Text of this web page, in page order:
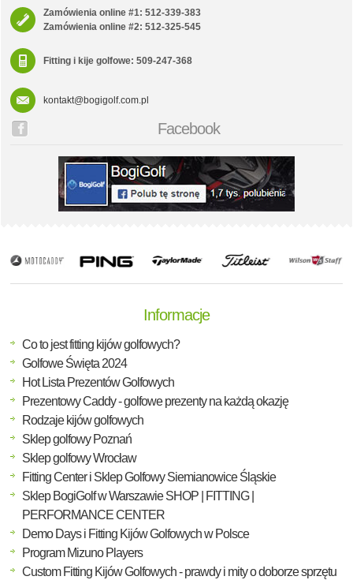
Zamówienia online #1: 512-339-383
Zamówienia online #2: 512-325-545
Fitting i kije golfowe: 509-247-368
kontakt@bogigolf.com.pl
Facebook
Informacje
Co to jest fitting kijów golfowych?
Golfowe Święta 2024
Hot Lista Prezentów Golfowych
Prezentowy Caddy - golfowe prezenty na każdą okazję
Rodzaje kijów golfowych
Sklep golfowy Poznań
Sklep golfowy Wrocław
Fitting Center i Sklep Golfowy Siemianowice Śląskie
Sklep BogiGolf w Warszawie SHOP | FITTING |
PERFORMANCE CENTER
Demo Days i Fitting Kijów Golfowych w Polsce
Program Mizuno Players
Custom Fitting Kijów Golfowych - prawdy i mity o doborze sprzętu